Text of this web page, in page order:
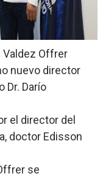
como agentes
Ambiental
de la Provincia
de Premios
las Américas se
Valdez Offrer
nuevo director
Dr. Darío
el director del
doctor Edisson
se